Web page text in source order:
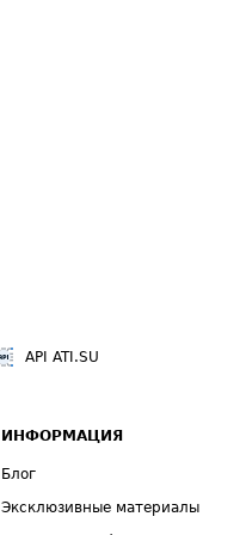
API ATI.SU
ИНФОРМАЦИЯ
Блог
Эксклюзивные материалы